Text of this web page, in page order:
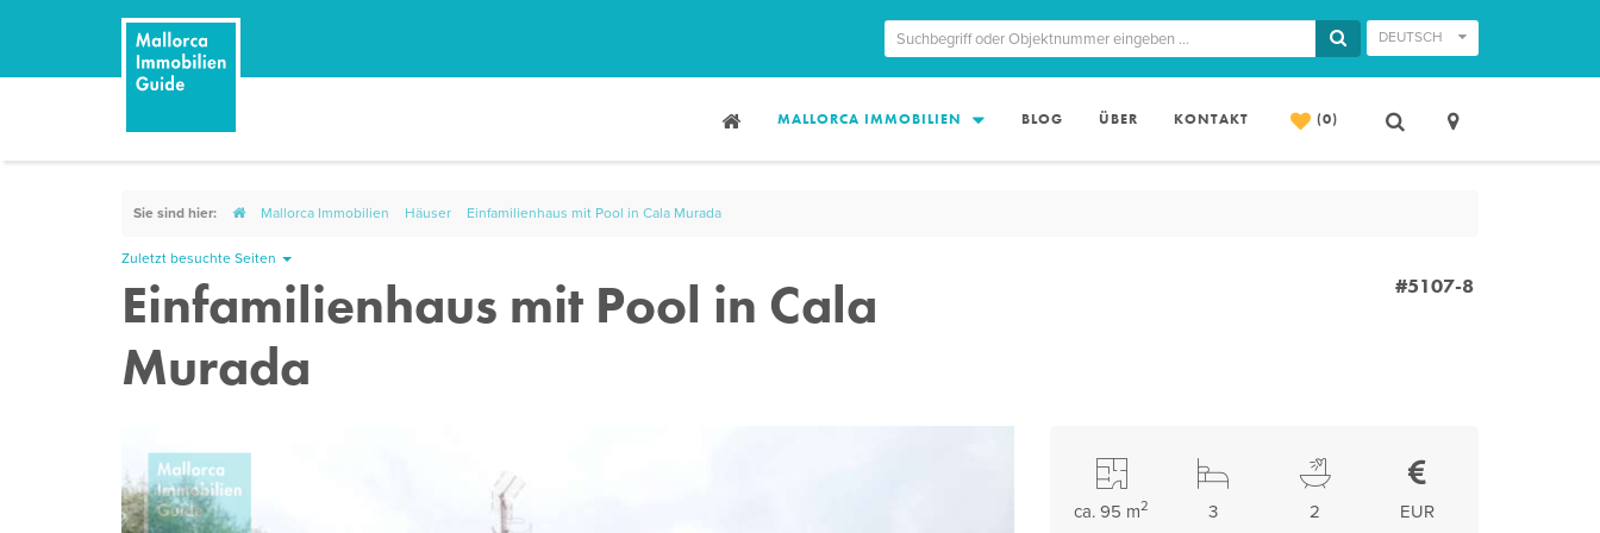
DEUTSCH
MALLORCA IMMOBILIEN BLOG ÜBER KONTAKT (0)
Sie sind hier: Mallorca Immobilien Häuser Einfamilienhaus mit Pool in Cala Murada
Zuletzt besuchte Seiten
Einfamilienhaus mit Pool in Cala
Murada
#5107-8
EUR
2
3
ca. 95 m2